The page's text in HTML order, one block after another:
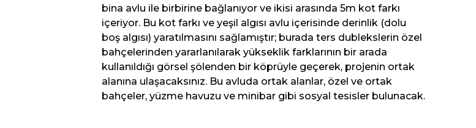
bina avlu ile birbirine bağlanıyor ve ikisi arasında 5m kot farkı
içeriyor. Bu kot farkı ve yeşil algısı avlu içerisinde derinlik (dolu
boş algısı) yaratılmasını sağlamıştır; burada ters dublekslerin özel
bahçelerinden yararlanılarak yükseklik farklarının bir arada
kullanıldığı görsel şölenden bir köprüyle geçerek, projenin ortak
alanına ulaşacaksınız. Bu avluda ortak alanlar, özel ve ortak
bahçeler, yüzme havuzu ve minibar gibi sosyal tesisler bulunacak.